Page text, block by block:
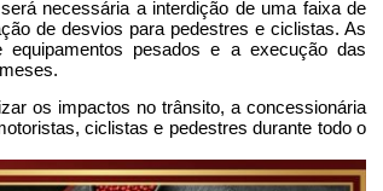
necessária a interdição de uma faixa de
de desvios para pedestres e ciclistas. As
pesados e a execução das
os impactos no trânsito, a concessionária
ciclistas e pedestres durante todo o